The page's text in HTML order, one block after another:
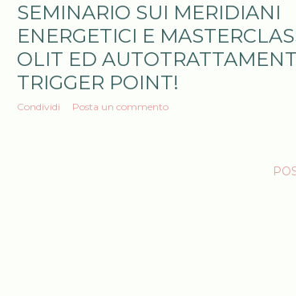
SEMINARIO SUI MERIDIANI
ENERGETICI E
OLIT ED
TRIGGER POINT!
Condividi Posta un commento